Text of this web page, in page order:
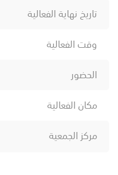
تاريخ نهاية الفعالية
وقت الفعالية
الحضور
مكان الفعالية
مركز الجمعية